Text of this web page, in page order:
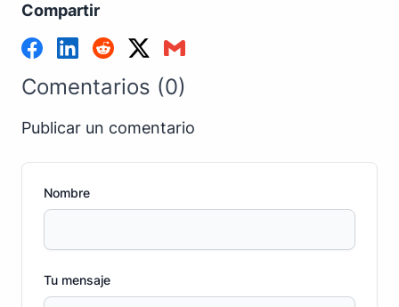
Compartir
Comentarios (0)
Publicar un comentario
Nombre
Tu mensaje